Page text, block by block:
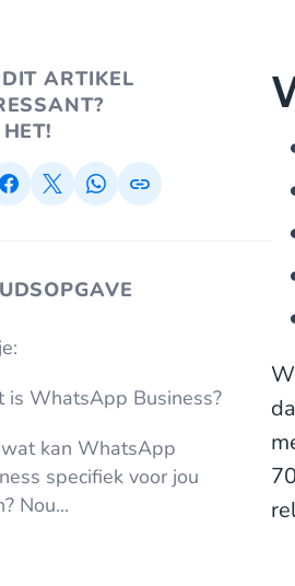
ARTIKEL
is WhatsApp Business?
kan WhatsApp
specifiek voor jou
Nou...